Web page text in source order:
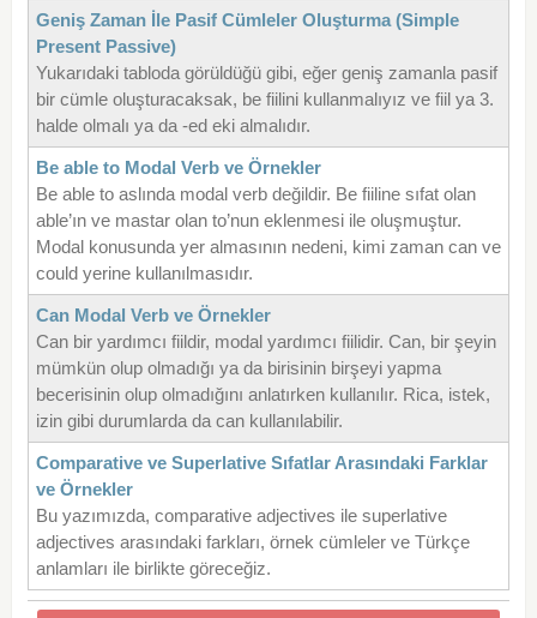
Geniş Zaman İle Pasif Cümleler Oluşturma (Simple
Present Passive)
Yukarıdaki tabloda görüldüğü gibi, eğer geniş zamanla pasif
bir cümle oluşturacaksak, be fiilini kullanmalıyız ve fiil ya 3.
halde olmalı ya da -ed eki almalıdır.
Be able to Modal Verb ve Örnekler
Be able to aslında modal verb değildir. Be fiiline sıfat olan
able’ın ve mastar olan to’nun eklenmesi ile oluşmuştur.
Modal konusunda yer almasının nedeni, kimi zaman can ve
could yerine kullanılmasıdır.
Can Modal Verb ve Örnekler
Can bir yardımcı fiildir, modal yardımcı fiilidir. Can, bir şeyin
mümkün olup olmadığı ya da birisinin birşeyi yapma
becerisinin olup olmadığını anlatırken kullanılır. Rica, istek,
izin gibi durumlarda da can kullanılabilir.
Comparative ve Superlative Sıfatlar Arasındaki Farklar
ve Örnekler
Bu yazımızda, comparative adjectives ile superlative
adjectives arasındaki farkları, örnek cümleler ve Türkçe
anlamları ile birlikte göreceğiz.